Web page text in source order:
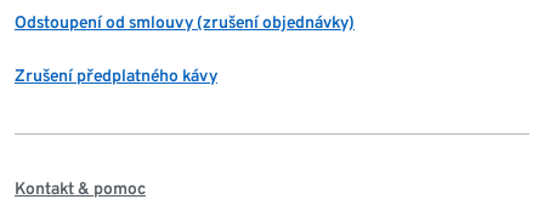
Odstoupení od smlouvy (zrušení objednávky)
Zrušení předplatného kávy
Kontakt & pomoc